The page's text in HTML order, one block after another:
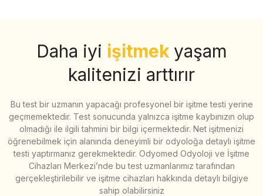
Daha iyi işitmek yaşam
kalitenizi arttırır
Bu test bir uzmanın yapacağı profesyonel bir işitme testi yerine
geçmemektedir. Test sonucunda yalnızca işitme kaybınızın olup
olmadığı ile ilgili tahmini bir bilgi içermektedir. Net işitmenizi
öğrenebilmek için alanında deneyimli bir odyoloğa detaylı işitme
testi yaptırmanız gerekmektedir. Odyomed Odyoloji ve İşitme
Cihazları Merkezi’nde bu test uzmanlarımız tarafından
gerçekleştirilebilir ve işitme cihazları hakkında detaylı bilgiye
sahip olabilirsiniz